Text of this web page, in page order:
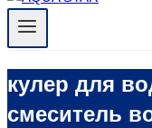
кулер для
смеситель